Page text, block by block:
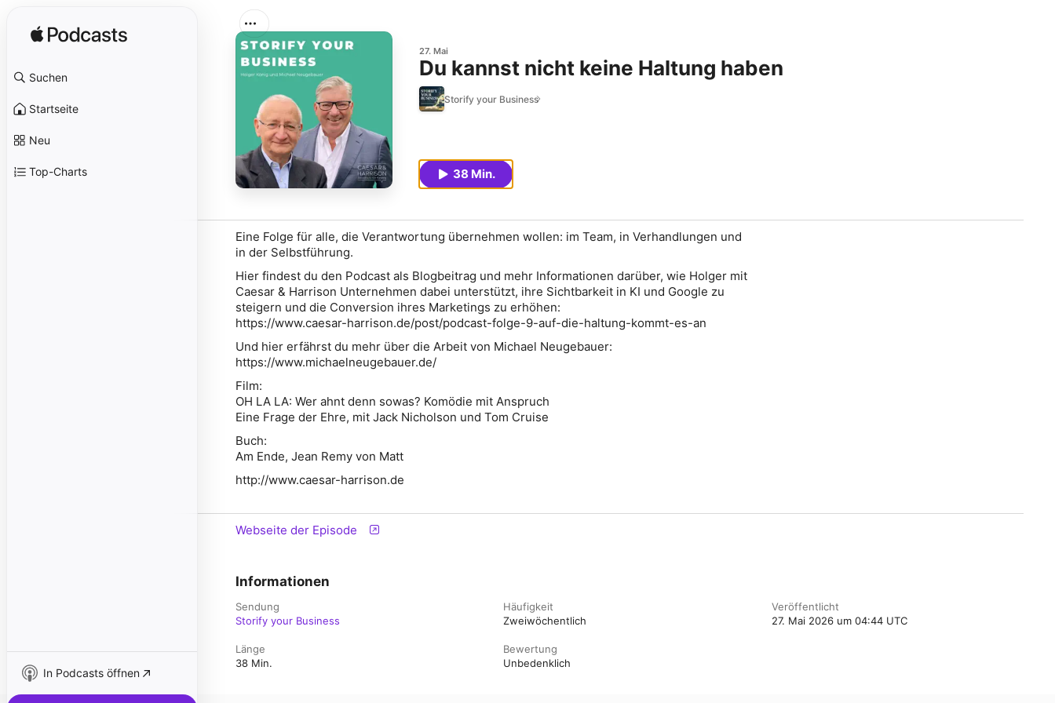
Suchen
Startseite
Neu
Top-Charts
In Podcasts öffnen
27. Mai
Du kannst nicht keine Haltung haben
Storify your Business
38 Min.
Eine Folge für alle, die Verantwortung übernehmen wollen: im Team, in Verhandlungen und
in der Selbstführung.
Hier findest du den Podcast als Blogbeitrag und mehr Informationen darüber, wie Holger mit
Caesar & Harrison Unternehmen dabei unterstützt, ihre Sichtbarkeit in KI und Google zu
steigern und die Conversion ihres Marketings zu erhöhen:
https://www.caesar-harrison.de/post/podcast-folge-9-auf-die-haltung-kommt-es-an
Und hier erfährst du mehr über die Arbeit von Michael Neugebauer:
https://www.michaelneugebauer.de/
Film:
OH LA LA: Wer ahnt denn sowas? Komödie mit Anspruch
Eine Frage der Ehre, mit Jack Nicholson und Tom Cruise
Buch:
Am Ende, Jean Remy von Matt
http://www.caesar-harrison.de
Webseite der Episode
Informationen
Sendung
Storify your Business
Häufigkeit
Zweiwöchentlich
Veröffentlicht
27. Mai 2026 um 04:44 UTC
Länge
38 Min.
Bewertung
Unbedenklich